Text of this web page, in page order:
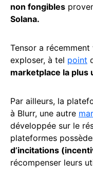
non fongibles
Solana.
Tensor a récemment
exploser, à tel point
marketplace la plus
Par ailleurs, la
à Blurr, une autre
développée sur le
plateformes
d’incitations
récompenser leurs